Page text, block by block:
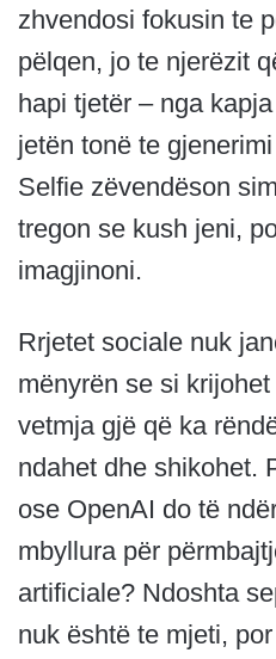
zhvendosi fokusin te
pëlqen, jo te njerëzit
hapi tjetër – nga
jetën tonë te
Selfie zëvendëson
tregon se kush jeni,
imagjinoni.
Rrjetet sociale nuk
mënyrën se si
vetmja gjë që ka
ndahet dhe shikohet.
ose OpenAI do të
mbyllura për
artificiale? Ndoshta
nuk është te mjeti,